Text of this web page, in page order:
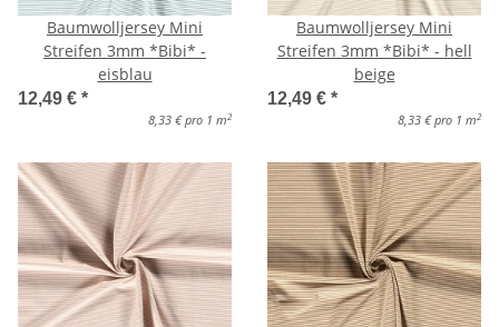
Baumwolljersey Mini
Streifen 3mm *Bibi* -
eisblau
12,49 € *
8,33 € pro 1 m 2
Baumwolljersey Mini
Streifen 3mm *Bibi* - hell
beige
12,49 € *
8,33 € pro 1 m 2